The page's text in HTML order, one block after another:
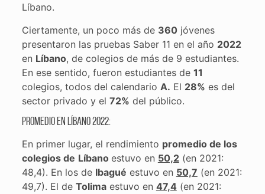
Líbano.
Ciertamente, un poco más de 360jóvenes
presentaron las pruebas Saber 11 en el año 2022
en Líbano, de colegios de más de 9 estudiantes.
En ese sentido, fueron estudiantes de 11
colegios, todos del calendario A. El 28% es del
sector privado y el 72% del público.
Promedio en Líbano 2022:
En primer lugar, el rendimiento promedio de los
colegios de Líbano estuvo en 50,2(en 2021:
48,4). En los de Ibagué estuvo en 50,7 (en 2021:
49,7). El de Tolimaestuvo en 47,4 (en 2021: